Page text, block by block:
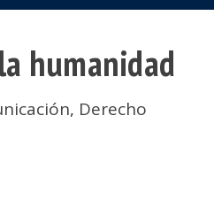
humanidad
, Derecho